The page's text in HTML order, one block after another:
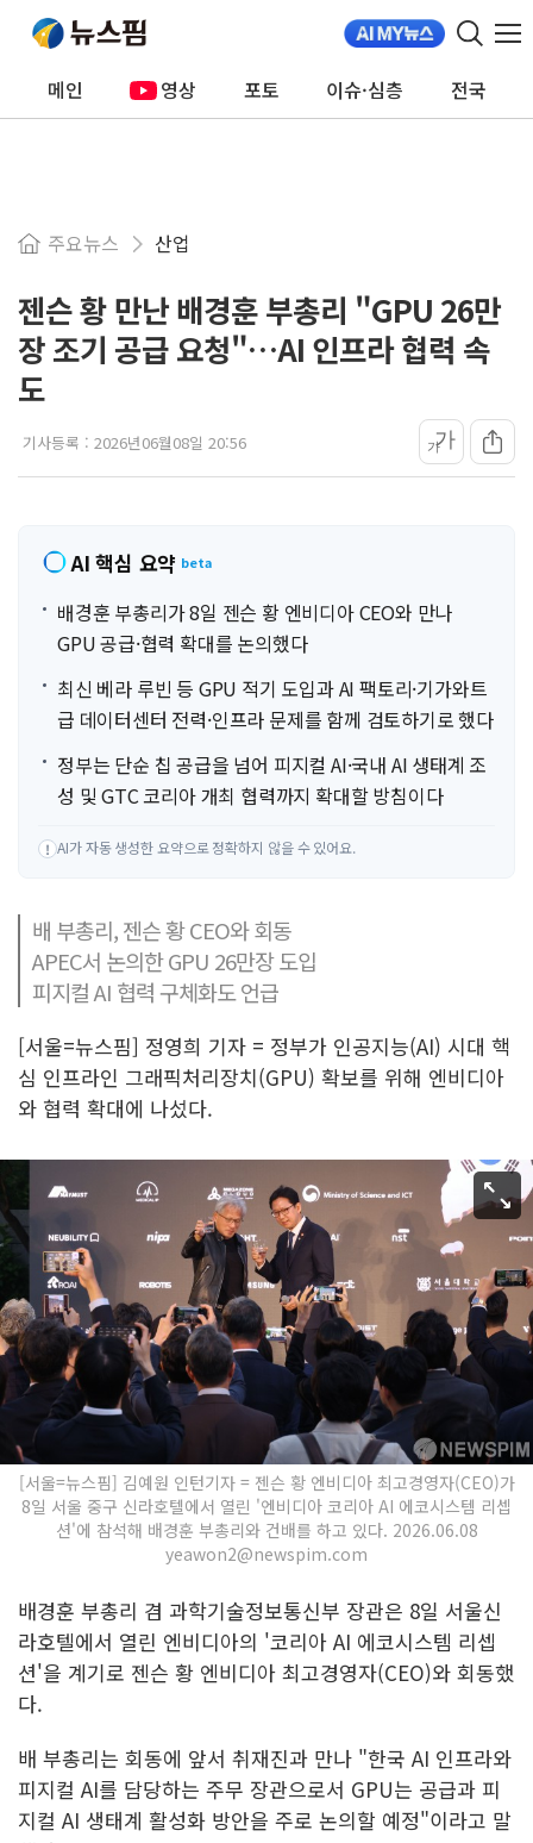
메인 영상 포토 이슈·심층 전국
주요뉴스 산업
젠슨 황 만난 배경훈 부총리 "GPU 26만
장 조기 공급 요청"…AI 인프라 협력 속
도
기사등록 : 2026년06월08일 20:56 가가
AI 핵심 요약 beta
배경훈 부총리가 8일 젠슨 황 엔비디아 CEO와 만나
GPU 공급·협력 확대를 논의했다
최신 베라 루빈 등 GPU 적기 도입과 AI 팩토리·기가와트
급 데이터센터 전력·인프라 문제를 함께 검토하기로 했다
정부는 단순 칩 공급을 넘어 피지컬 AI·국내 AI 생태계 조
성 및 GTC 코리아 개최 협력까지 확대할 방침이다
! AI가 자동 생성한 요약으로 정확하지 않을 수 있어요.
배 부총리, 젠슨 황 CEO와 회동
APEC서 논의한 GPU 26만장 도입
피지컬 AI 협력 구체화도 언급
[서울=뉴스핌] 정영희 기자 = 정부가 인공지능(AI) 시대 핵
심 인프라인 그래픽처리장치(GPU) 확보를 위해 엔비디아
와 협력 확대에 나섰다.
[서울=뉴스핌] 김예원 인턴기자 = 젠슨 황 엔비디아 최고경영자(CEO)가
8일 서울 중구 신라호텔에서 열린 '엔비디아 코리아 AI 에코시스템 리셉
션'에 참석해 배경훈 부총리와 건배를 하고 있다. 2026.06.08
yeawon2@newspim.com
배경훈 부총리 겸 과학기술정보통신부 장관은 8일 서울신
라호텔에서 열린 엔비디아의 '코리아 AI 에코시스템 리셉
션'을 계기로 젠슨 황 엔비디아 최고경영자(CEO)와 회동했
다.
배 부총리는 회동에 앞서 취재진과 만나 "한국 AI 인프라와
피지컬 AI를 담당하는 주무 장관으로서 GPU는 공급과 피
지컬 AI 생태계 활성화 방안을 주로 논의할 예정"이라고 말